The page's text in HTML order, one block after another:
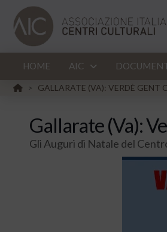
HOME AIC
HOME
> GALLARATE (VA): VERDÈ GENT
Gallarate (Va):
Gli Auguri di Natale del